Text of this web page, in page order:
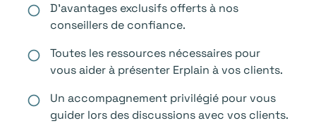
radio_button_unchecked
D'avantages exclusifs offerts à nos
conseillers de confiance.
radio_button_unchecked
Toutes les ressources nécessaires pour
vous aider à présenter Erplain à vos clients.
radio_button_unchecked
Un accompagnement privilégié pour vous
guider lors des discussions avec vos clients.